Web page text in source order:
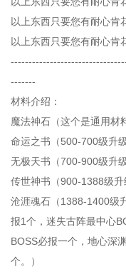
以上东西只要您有耐心肯
以上东西只要您有耐心肯
-------
材料介绍：
魔法神石（这个是通用材
命运之书（500-700级升
无极天书（700-900级升
传世神书（900-1388级升
沧涯魂石（1388-1400级
报1个，迷失古阵最中心
BOSS必报一个，地心深
个。）